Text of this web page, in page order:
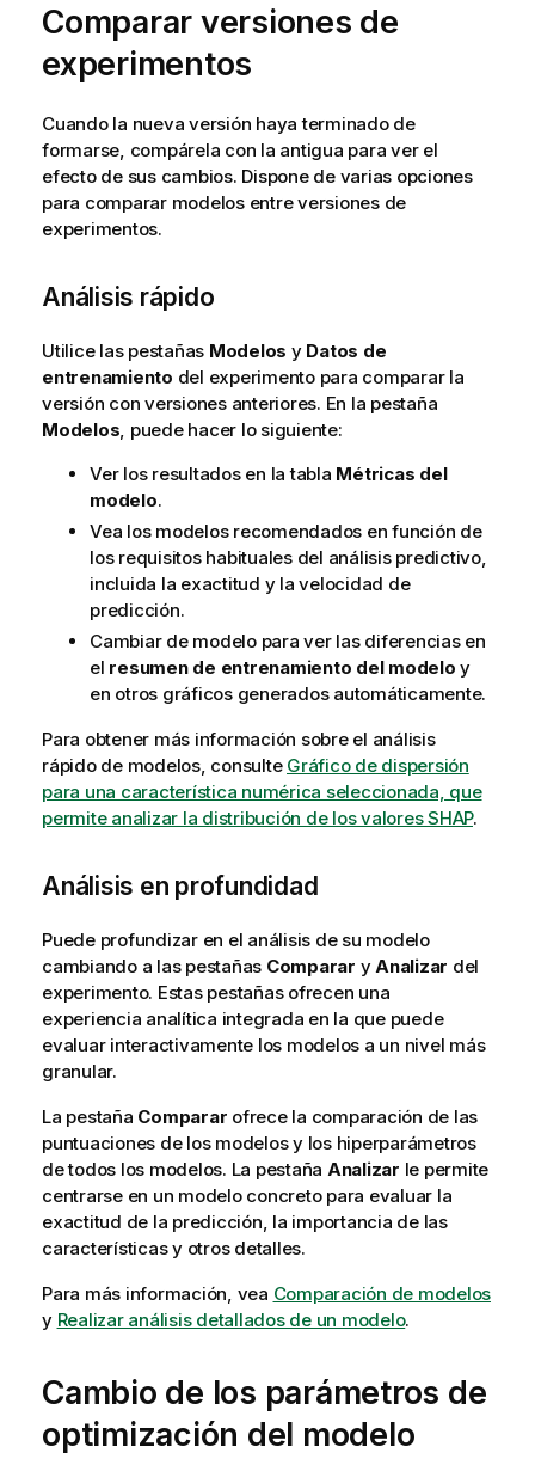
Comparar versiones de
experimentos
Cuando la nueva versión haya terminado de
formarse, compárela con la antigua para ver el
efecto de sus cambios. Dispone de varias opciones
para comparar modelos entre versiones de
experimentos.
Análisis rápido
Utilice las pestañas Modelos y Datos de
entrenamiento del experimento para comparar la
versión con versiones anteriores. En la pestaña
Modelos, puede hacer lo siguiente:
Ver los resultados en la tabla Métricas del
modelo.
Vea los modelos recomendados en función de
los requisitos habituales del análisis predictivo,
incluida la exactitud y la velocidad de
predicción.
Cambiar de modelo para ver las diferencias en
el resumen de entrenamiento del modelo y
en otros gráficos generados automáticamente.
Para obtener más información sobre el análisis
rápido de modelos, consulte Gráfico de dispersión
para una característica numérica seleccionada, que
permite analizar la distribución de los valores SHAP.
Análisis en profundidad
Puede profundizar en el análisis de su modelo
cambiando a las pestañas Comparar yAnalizar del
experimento. Estas pestañas ofrecen una
experiencia analítica integrada en la que puede
evaluar interactivamente los modelos a un nivel más
granular.
La pestaña Comparar ofrece la comparación de las
puntuaciones de los modelos y los hiperparámetros
de todos los modelos. La pestaña Analizar le permite
centrarse en un modelo concreto para evaluar la
exactitud de la predicción, la importancia de las
características y otros detalles.
Para más información, vea Comparación de modelos
y Realizar análisis detallados de un modelo.
Cambio de los parámetros de
optimización del modelo